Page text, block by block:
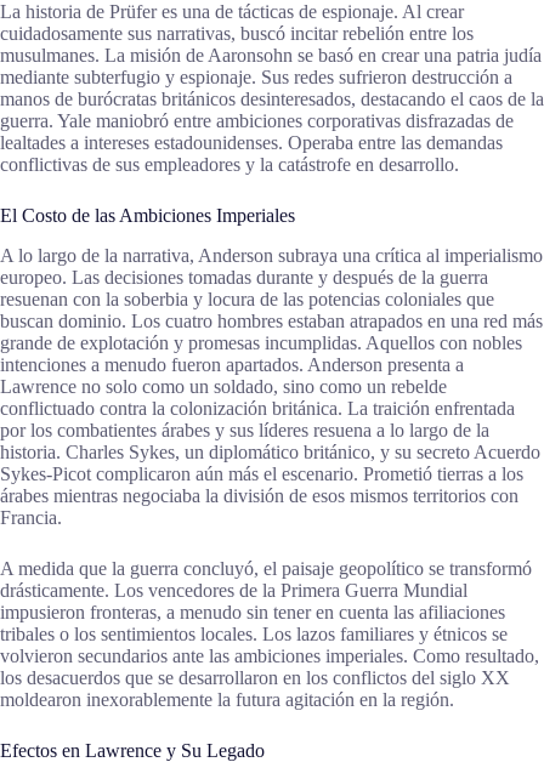
La historia de Prüfer es una de tácticas de espionaje. Al crear
cuidadosamente sus narrativas, buscó incitar rebelión entre los
musulmanes. La misión de Aaronsohn se basó en crear una patria judía
mediante subterfugio y espionaje. Sus redes sufrieron destrucción a
manos de burócratas británicos desinteresados, destacando el caos de la
guerra. Yale maniobró entre ambiciones corporativas disfrazadas de
lealtades a intereses estadounidenses. Operaba entre las demandas
conflictivas de sus empleadores y la catástrofe en desarrollo.
El Costo de las Ambiciones Imperiales
A lo largo de la narrativa, Anderson subraya una crítica al imperialismo
europeo. Las decisiones tomadas durante y después de la guerra
resuenan con la soberbia y locura de las potencias coloniales que
buscan dominio. Los cuatro hombres estaban atrapados en una red más
grande de explotación y promesas incumplidas. Aquellos con nobles
intenciones a menudo fueron apartados. Anderson presenta a
Lawrence no solo como un soldado, sino como un rebelde
conflictuado contra la colonización británica. La traición enfrentada
por los combatientes árabes y sus líderes resuena a lo largo de la
historia. Charles Sykes, un diplomático británico, y su secreto Acuerdo
Sykes-Picot complicaron aún más el escenario. Prometió tierras a los
árabes mientras negociaba la división de esos mismos territorios con
Francia.
A medida que la guerra concluyó, el paisaje geopolítico se transformó
drásticamente. Los vencedores de la Primera Guerra Mundial
impusieron fronteras, a menudo sin tener en cuenta las afiliaciones
tribales o los sentimientos locales. Los lazos familiares y étnicos se
volvieron secundarios ante las ambiciones imperiales. Como resultado,
los desacuerdos que se desarrollaron en los conflictos del siglo XX
moldearon inexorablemente la futura agitación en la región.
Efectos en Lawrence y Su Legado